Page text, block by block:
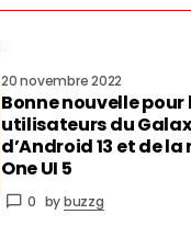
vous connecter
20 novembre 2022
Bonne nouvelle pour
utilisateurs du
d’Android 13 et de la
One UI 5
0 bybuzzg